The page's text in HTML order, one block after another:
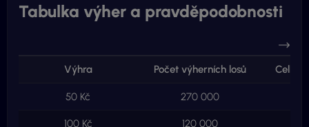
Tabulka výher a pravděpodobnosti
Výhra Počet výherních losů
50 Kč 270 000
100 Kč 120 000